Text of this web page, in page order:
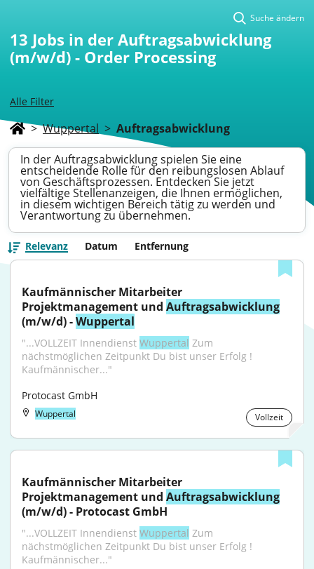
Alle Filter
Suche ändern
13 Jobs in der Auftragsabwicklung
(m/w/d) - Order Processing
> Wuppertal > Auftragsabwicklung
In der Auftragsabwicklung spielen Sie eine
entscheidende Rolle für den reibungslosen Ablauf
von Geschäftsprozessen. Entdecken Sie jetzt
vielfältige Stellenanzeigen, die Ihnen ermöglichen,
in diesem wichtigen Bereich tätig zu werden und
Verantwortung zu übernehmen.
Relevanz Datum Entfernung
Kaufmännischer Mitarbeiter
Projektmanagement und Auftragsabwicklung
(m/w/d) - Wuppertal
"...VOLLZEIT Innendienst Wuppertal Zum
nächstmöglichen Zeitpunkt Du bist unser Erfolg !
Kaufmännischer..."
Protocast GmbH
Wuppertal Vollzeit
Kaufmännischer Mitarbeiter
Projektmanagement und Auftragsabwicklung
(m/w/d) - Protocast GmbH
"...VOLLZEIT Innendienst Wuppertal Zum
nächstmöglichen Zeitpunkt Du bist unser Erfolg !
Kaufmännischer..."